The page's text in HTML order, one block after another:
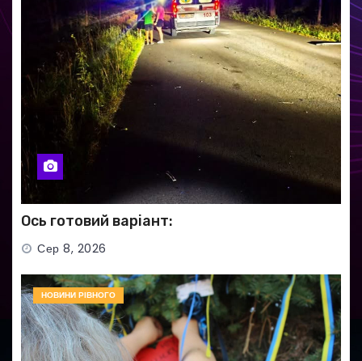
Ось готовий варіант:
Сер 8, 2026
НОВИНИ РІВНОГО